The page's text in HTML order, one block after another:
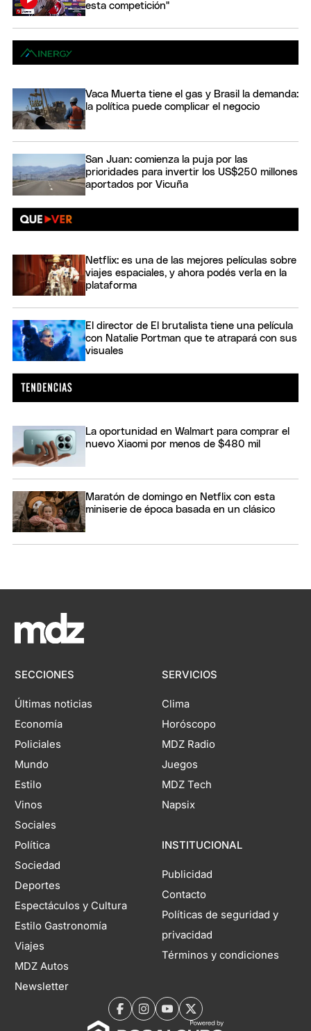
esta competición"
Vaca Muerta tiene el gas y Brasil la demanda:
la política puede complicar el negocio
San Juan: comienza la puja por las
prioridades para invertir los US$250 millones
aportados por Vicuña
Netflix: es una de las mejores películas sobre
viajes espaciales, y ahora podés verla en la
plataforma
El director de El brutalista tiene una película
con Natalie Portman que te atrapará con sus
visuales
La oportunidad en Walmart para comprar el
nuevo Xiaomi por menos de $480 mil
Maratón de domingo en Netflix con esta
miniserie de época basada en un clásico
SECCIONES
Últimas noticias
Economía
Policiales
Mundo
Estilo
Vinos
Sociales
Política
Sociedad
Deportes
Espectáculos y Cultura
Estilo Gastronomía
Viajes
MDZ Autos
Newsletter
SERVICIOS
Clima
Horóscopo
MDZ Radio
Juegos
MDZ Tech
Napsix
INSTITUCIONAL
Publicidad
Contacto
Políticas de seguridad y
privacidad
Términos y condiciones